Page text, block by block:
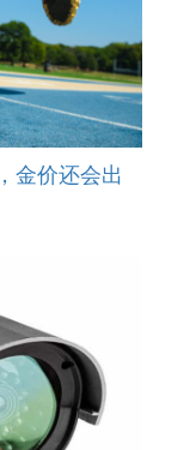
金价还会出